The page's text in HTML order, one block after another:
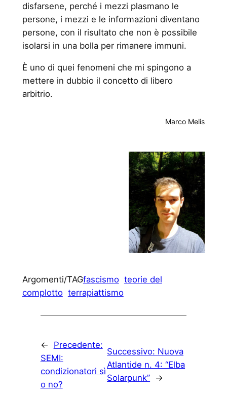
disfarsene, perché i mezzi plasmano le
persone, i mezzi e le informazioni diventano
persone, con il risultato che non è possibile
isolarsi in una bolla per rimanere immuni.
È uno di quei fenomeni che mi spingono a
mettere in dubbio il concetto di libero
arbitrio.
Marco Melis
Argomenti/TAGfascismo teorie del
complotto terrapiattismo
←
Precedente:
SEMI:
condizionatori sì
o no?
Successivo: Nuova
Atlantide n. 4: “Elba
Solarpunk” →